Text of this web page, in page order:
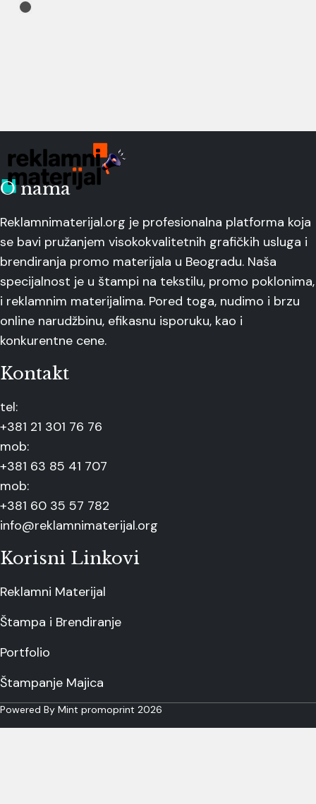
O nama
Reklamnimaterijal.org je profesionalna platforma koja
se bavi pružanjem visokokvalitetnih grafičkih usluga i
brendiranja promo materijala u Beogradu. Naša
specijalnost je u štampi na tekstilu, promo poklonima,
i reklamnim materijalima. Pored toga, nudimo i brzu
online narudžbinu, efikasnu isporuku, kao i
konkurentne cene.
Kontakt
tel:
+381 21 301 76 76
mob:
+381 63 85 41 707
mob:
+381 60 35 57 782
info@reklamnimaterijal.org
Korisni Linkovi
Reklamni Materijal
Štampa i Brendiranje
Portfolio
Štampanje Majica
Powered By Mint promoprint 2026